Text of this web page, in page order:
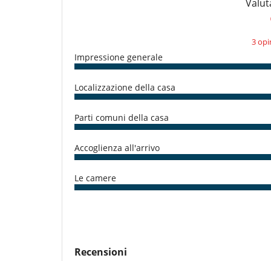
3
Impressione generale
Localizzazione della casa
Parti comuni della casa
Accoglienza all'arrivo
Le camere
Recensioni